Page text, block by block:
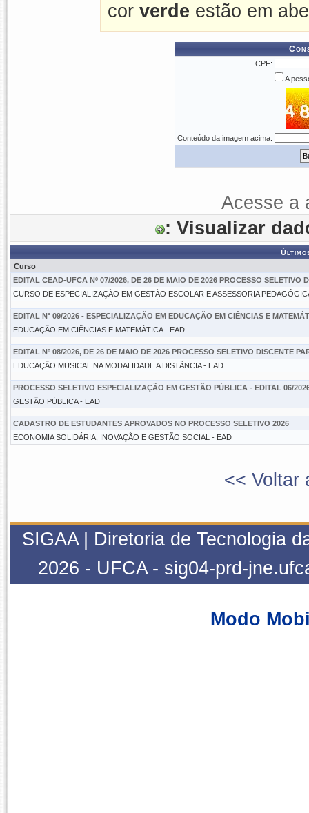
cor verde estão em
CPF:
A
Conteúdo da imagem acima:
Acesse a
: Visualizar
Curso
EDITAL CEAD-UFCA Nº 07/2026, DE 26 DE MAIO DE 2026 PROCESSO SELETIVO
CURSO DE ESPECIALIZAÇÃO EM GESTÃO ESCOLAR E ASSESSORIA
EDITAL N° 09/2026 - ESPECIALIZAÇÃO EM EDUCAÇÃO EM CIÊNCIAS E
EDUCAÇÃO EM CIÊNCIAS E MATEMÁTICA - EAD
EDITAL Nº 08/2026, DE 26 DE MAIO DE 2026 PROCESSO SELETIVO DISCENTE
EDUCAÇÃO MUSICAL NA MODALIDADE A DISTÂNCIA - EAD
PROCESSO SELETIVO ESPECIALIZAÇÃO EM GESTÃO PÚBLICA - EDITAL 06/
GESTÃO PÚBLICA - EAD
CADASTRO DE ESTUDANTES APROVADOS NO PROCESSO SELETIVO 2026
ECONOMIA SOLIDÁRIA, INOVAÇÃO E GESTÃO SOCIAL - EAD
<< Voltar
SIGAA | Diretoria de Tecnologia
2026 - UFCA - sig04-prd-
Modo